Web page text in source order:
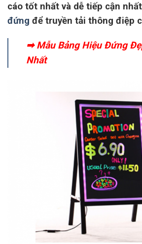
cáo tốt nhất và dễ tiếp cận
đứng để truyền tải thông điệp
➡Mẫu Bảng Hiệu Đứng
Nhất